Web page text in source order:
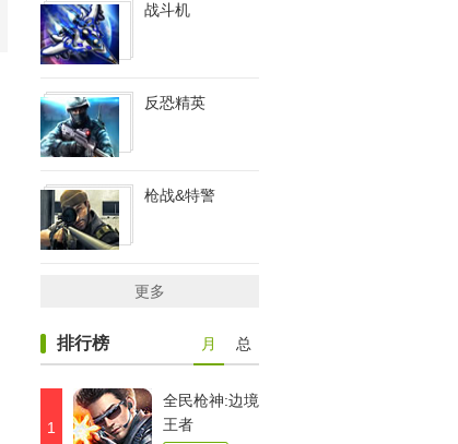
战斗机
反恐精英
枪战&特警
更多
排行榜 月 总
1
全民枪神:边境
王者